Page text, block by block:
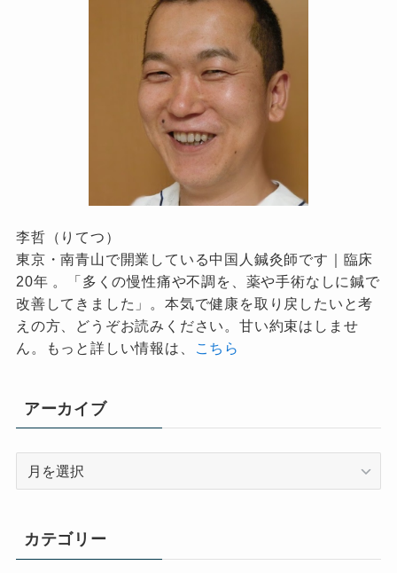
李哲（りてつ）
東京・南青山で開業している中国人鍼灸師です｜臨床
20年 。「多くの慢性痛や不調を、薬や手術なしに鍼で
改善してきました」。本気で健康を取り戻したいと考
えの方、どうぞお読みください。甘い約束はしませ
ん。もっと詳しい情報は、
こちら
アーカイブ
ブ
カテゴリー